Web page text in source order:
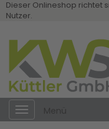
Dieser Onlineshop richtet
Nutzer.
Toggle
navigation
Menü